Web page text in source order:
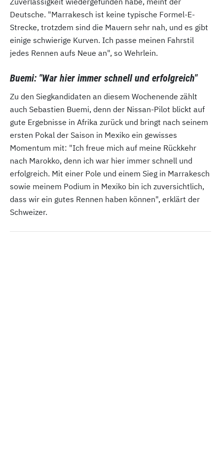
Deutsche. "Marrakesch ist keine typische Formel-E-
Strecke, trotzdem sind die Mauern sehr nah, und es gibt
einige schwierige Kurven. Ich passe meinen Fahrstil
jedes Rennen aufs Neue an", so Wehrlein.
Buemi: "War hier immer schnell und erfolgreich"
Zu den Siegkandidaten an diesem Wochenende zählt
auch Sebastien Buemi, denn der Nissan-Pilot blickt auf
gute Ergebnisse in Afrika zurück und bringt nach seinem
ersten Pokal der Saison in Mexiko ein gewisses
Momentum mit: "Ich freue mich auf meine Rückkehr
nach Marokko, denn ich war hier immer schnell und
erfolgreich. Mit einer Pole und einem Sieg in Marrakesch
sowie meinem Podium in Mexiko bin ich zuversichtlich,
dass wir ein gutes Rennen haben können", erklärt der
Schweizer.